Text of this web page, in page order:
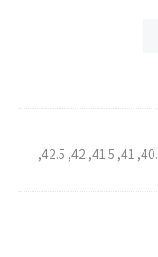
36, 36.5, 37, 37.5, 38, 38.5, 39, 39.5, 40, 40.5, 41, 41.5, 42, 42.5,